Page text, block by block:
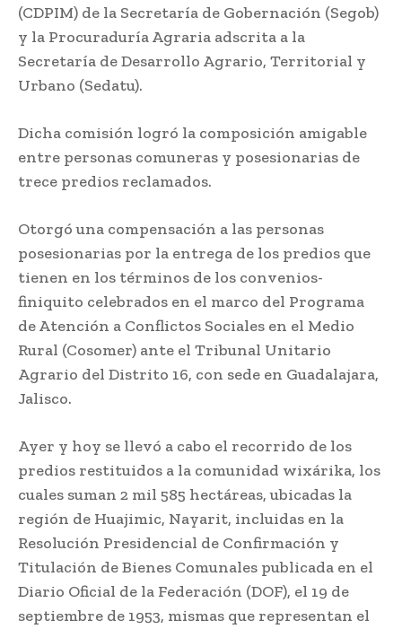
(CDPIM) de la Secretaría de Gobernación (Segob)
y la Procuraduría Agraria adscrita a la
Secretaría de Desarrollo Agrario, Territorial y
Urbano (Sedatu).
Dicha comisión logró la composición amigable
entre personas comuneras y posesionarias de
trece predios reclamados.
Otorgó una compensación a las personas
posesionarias por la entrega de los predios que
tienen en los términos de los convenios-
finiquito celebrados en el marco del Programa
de Atención a Conflictos Sociales en el Medio
Rural (Cosomer) ante el Tribunal Unitario
Agrario del Distrito 16, con sede en Guadalajara,
Jalisco.
Ayer y hoy se llevó a cabo el recorrido de los
predios restituidos a la comunidad wixárika, los
cuales suman 2 mil 585 hectáreas, ubicadas la
región de Huajimic, Nayarit, incluidas en la
Resolución Presidencial de Confirmación y
Titulación de Bienes Comunales publicada en el
Diario Oficial de la Federación (DOF), el 19 de
septiembre de 1953, mismas que representan el